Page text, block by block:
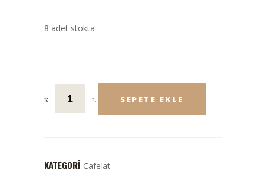
8 adet stokta
SEPETE EKLE
KATEGORI Cafelat